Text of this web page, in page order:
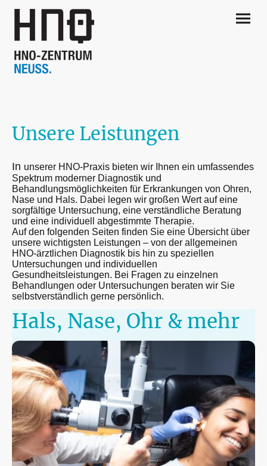
Unsere Leistungen
In unserer HNO-Praxis bieten wir Ihnen ein umfassendes
Spektrum moderner Diagnostik und
Behandlungsmöglichkeiten für Erkrankungen von Ohren,
Nase und Hals. Dabei legen wir großen Wert auf eine
sorgfältige Untersuchung, eine verständliche Beratung
und eine individuell abgestimmte Therapie.
Auf den folgenden Seiten finden Sie eine Übersicht über
unsere wichtigsten Leistungen – von der allgemeinen
HNO-ärztlichen Diagnostik bis hin zu speziellen
Untersuchungen und individuellen
Gesundheitsleistungen. Bei Fragen zu einzelnen
Behandlungen oder Untersuchungen beraten wir Sie
selbstverständlich gerne persönlich.
Hals, Nase, Ohr & mehr